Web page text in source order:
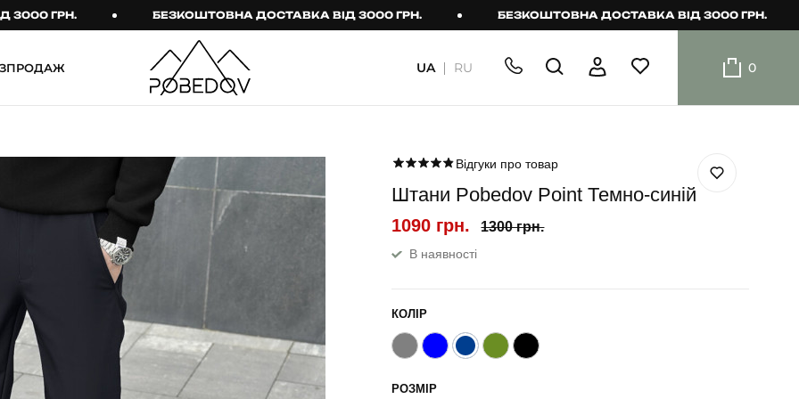
ГРН. БЕЗКОШТОВНА ДОСТАВКА ВІД 3000 ГРН. БЕЗКОШТОВНА ДОСТАВКА ВІД 3000 ГРН.
Спортивні штани
КОМПЛЕКТИ
Куртка й штани
Тактичний жіночий
одяг
Тактичний чоловічий
Тактичні шкарпетки
ТЕРМО-КОМПЛЕКТИ
ФУТБОЛКИ І СОРОЧКИ
шорти
Шорти
UA RU 0
Відгуки про товар
Штани Pobedov Point Темно-синій
1090 грн. 1300 грн.
В наявності
КОЛІР
РОЗМІР